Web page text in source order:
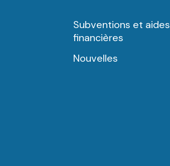
Subventions et aides
financières
Nouvelles